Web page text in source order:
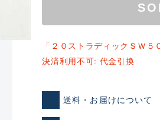
「２０ストラディックＳＷ５
決済利用不可: 代金引換
送料・お届けについて